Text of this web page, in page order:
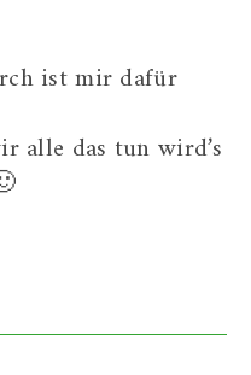
ist mir dafür
alle das tun wird’s